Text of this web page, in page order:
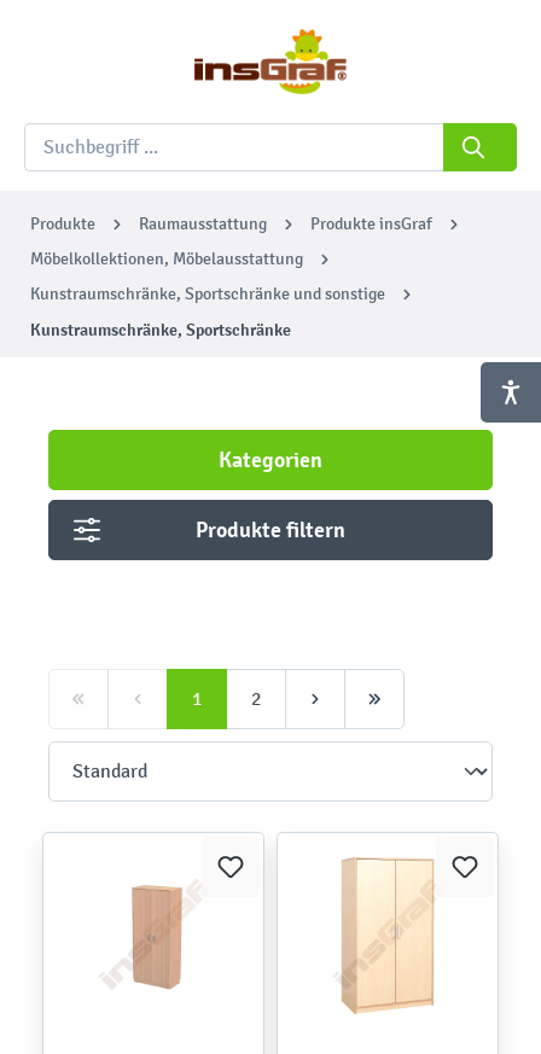
Produkte Raumausstattung
Produkte insGraf
Möbelkollektionen, Möbelausstattung
Kunstraumschränke, Sportschränke und sonstige
Kunstraumschränke, Sportschränke
Kategorien
Produkte filtern
1 2